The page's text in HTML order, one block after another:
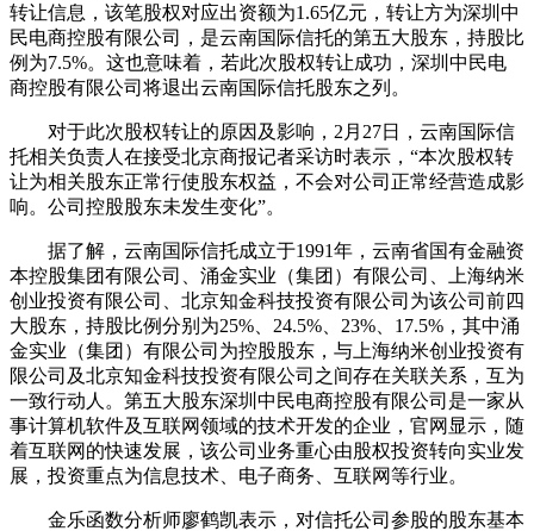
转让信息，该笔股权对应出资额为1.65亿元，转让方为深圳中
民电商控股有限公司，是云南国际信托的第五大股东，持股比
例为7.5%。这也意味着，若此次股权转让成功，深圳中民电
商控股有限公司将退出云南国际信托股东之列。
对于此次股权转让的原因及影响，2月27日，云南国际信
托相关负责人在接受北京商报记者采访时表示，“本次股权转
让为相关股东正常行使股东权益，不会对公司正常经营造成影
响。公司控股股东未发生变化”。
据了解，云南国际信托成立于1991年，云南省国有金融资
本控股集团有限公司、涌金实业（集团）有限公司、上海纳米
创业投资有限公司、北京知金科技投资有限公司为该公司前四
大股东，持股比例分别为25%、24.5%、23%、17.5%，其中涌
金实业（集团）有限公司为控股股东，与上海纳米创业投资有
限公司及北京知金科技投资有限公司之间存在关联关系，互为
一致行动人。第五大股东深圳中民电商控股有限公司是一家从
事计算机软件及互联网领域的技术开发的企业，官网显示，随
着互联网的快速发展，该公司业务重心由股权投资转向实业发
展，投资重点为信息技术、电子商务、互联网等行业。
金乐函数分析师廖鹤凯表示，对信托公司参股的股东基本